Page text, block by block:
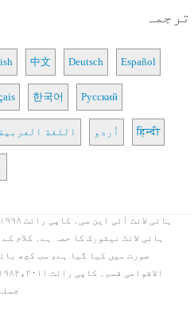
ترجمہ
中文 Deutsch Español
한국어 Русский
اللغة العربية اُردو हिन्दी
ہائی لائٹ نیٹورک کا حصہ ہے۔ کلام
صورت میں کیا گیا ہے، سب کچھ